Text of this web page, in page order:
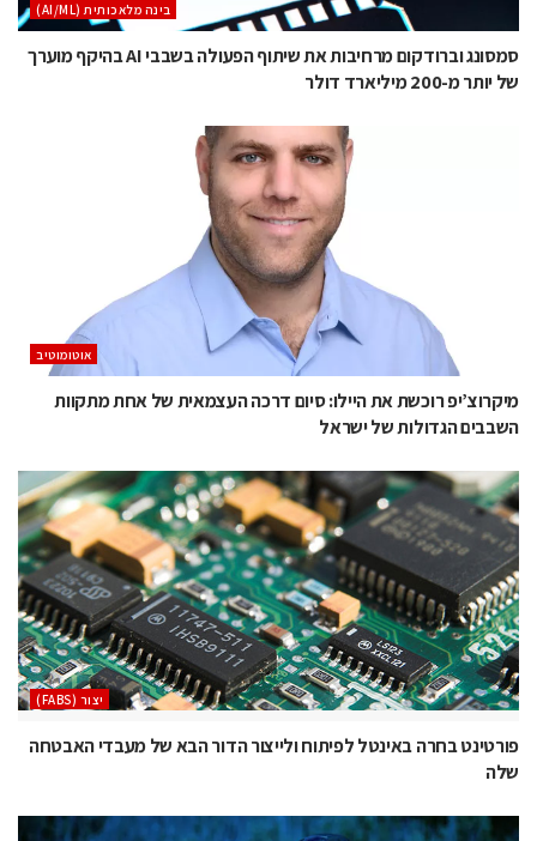
בינה מלאכותית (AI/ML)
סמסונג וברודקום מרחיבות את שיתוף הפעולה בשבבי AI בהיקף מוערך
של יותר מ-200 מיליארד דולר
אוטומוטיב
מיקרוצ’יפ רוכשת את היילו: סיום דרכה העצמאית של אחת מתקוות
השבבים הגדולות של ישראל
‫יצור (‪(FABS‬‬
פורטינט בחרה באינטל לפיתוח ולייצור הדור הבא של מעבדי האבטחה
שלה